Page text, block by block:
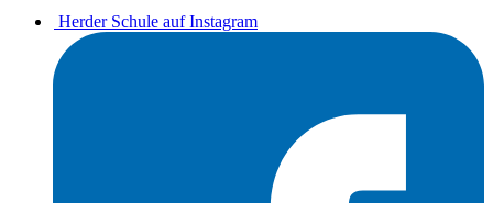
Herder Schule auf Instagram